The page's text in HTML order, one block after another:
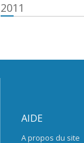
2011
AIDE
A propos du site